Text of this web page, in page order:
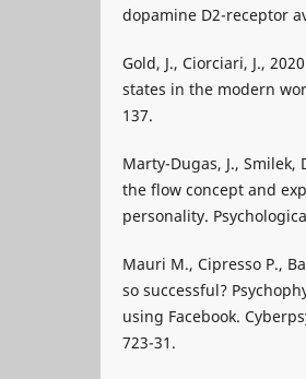
dopamine D2-receptor
Gold, J., Ciorciari, J.,
states in the modern
137.
Marty-Dugas, J.,
the flow concept and
personality.
Mauri M., Cipresso P.,
so successful?
using Facebook.
723-31.